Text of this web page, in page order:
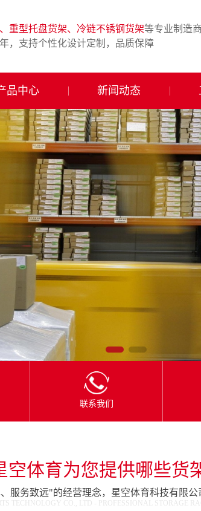
重型托盘货架、冷链不锈钢货架等专业制造商
，支持个性化设计定制，品质保障
品中心 新闻动态
联系我们
空体育为您提供哪些货
服务致远"的经营理念，星空体育科技有限
TECHNOLOGY CO., LTD - PROFESSIONAL STORAGE